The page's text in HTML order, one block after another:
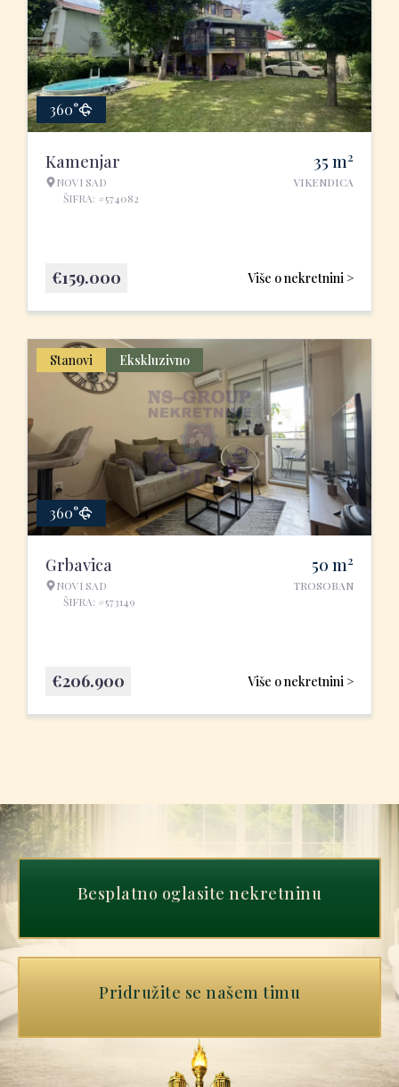
360°
Kamenjar
NOVI SAD
ŠIFRA: #574082
35 m2
VIKENDICA
Više o nekretnini >
€159.000
Stanovi Ekskluzivno
360°
Grbavica
NOVI SAD
ŠIFRA: #573149
50 m2
TROSOBAN
Više o nekretnini >
€206.900
Besplatno oglasite nekretninu
Pridružite se našem timu